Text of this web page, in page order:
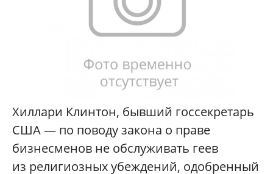
Хиллари Клинтон, бывший госсекретарь
США — по поводу закона о праве
бизнесменов не обслуживать геев
из религиозных убеждений, одобренный